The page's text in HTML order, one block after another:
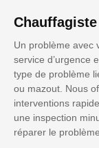
Chauffagiste
Un problème avec
service d’urgence
type de problème
ou mazout. Nous
interventions
une inspection
réparer le